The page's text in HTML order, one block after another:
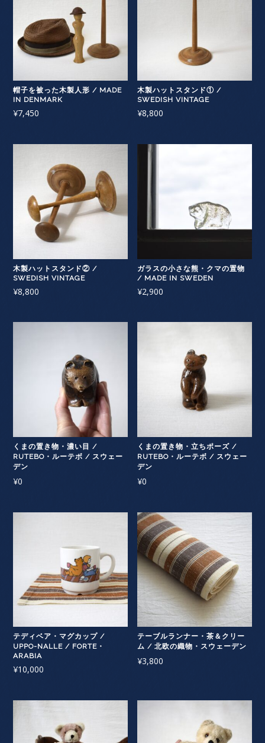
帽子を被った木製人形 / MADE
IN DENMARK
¥7,450
木製ハットスタンド① /
SWEDISH VINTAGE
¥8,800
木製ハットスタンド② /
SWEDISH VINTAGE
¥8,800
ガラスの小さな熊・クマの置物
/ MADE IN SWEDEN
¥2,900
くまの置き物・濃い目 /
RUTEBO・ルーテボ / スウェー
デン
¥0
くまの置き物・立ちポーズ /
RUTEBO・ルーテボ / スウェー
デン
¥0
テディベア・マグカップ /
UPPO-NALLE / FORTE・
ARABIA
¥10,000
テーブルランナー・茶＆クリー
ム / 北欧の織物・スウェーデン
¥3,800